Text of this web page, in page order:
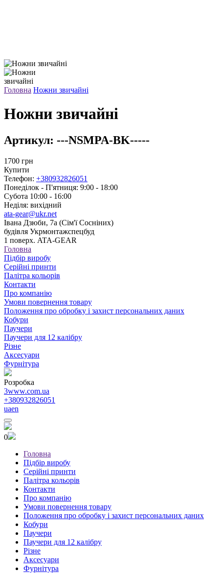
Головна Ножни звичайні
Ножни звичайні
Артикул: ---NSMPA-BK-----
1700 грн
Купити
Телефон: +380932826051
Понеділок - П'ятниця: 9:00 - 18:00
Субота 10:00 - 16:00
Неділя: вихідний
ata-gear@ukr.net
Івана Дзюби, 7а (Сім'ї Сосніних)
будівля Укрмонтажспецбуд
1 поверх. ATA-GEAR
Головна
Підбір виробу
Серійні принти
Палітра кольорів
Контакти
Про компанію
Умови повернення товару
Положення про обробку і захист персональних даних
Кобури
Паучери
Паучери для 12 калібру
Різне
Аксесуари
Фурнітура
Розробка
3www.com.ua
+380932826051
uaen
0
Головна
Підбір виробу
Серійні принти
Палітра кольорів
Контакти
Про компанію
Умови повернення товару
Положення про обробку і захист персональних даних
Кобури
Паучери
Паучери для 12 калібру
Різне
Аксесуари
Фурнітура